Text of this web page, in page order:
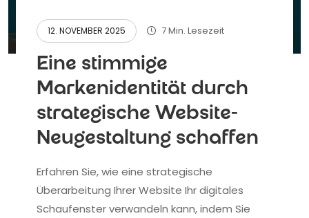
12. NOVEMBER 2025 7 Min. Lesezeit
Eine stimmige
Markenidentität durch
strategische Website-
Neugestaltung schaffen
Erfahren Sie, wie eine strategische
Überarbeitung Ihrer Website Ihr digitales
Schaufenster verwandeln kann, indem Sie